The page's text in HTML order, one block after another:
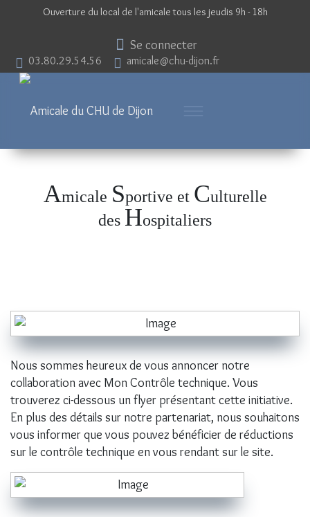
Ouverture du local de l'amicale tous les jeudis 9h - 18h
Se connecter
03.80.29.54.56 amicale@chu-dijon.fr
Amicale Sportive et Culturelle
des Hospitaliers
Nous sommes heureux de vous annoncer notre
collaboration avec Mon Contrôle technique. Vous
trouverez ci-dessous un flyer présentant cette initiative.
En plus des détails sur notre partenariat, nous souhaitons
vous informer que vous pouvez bénéficier de réductions
sur le contrôle technique en vous rendant sur le site.